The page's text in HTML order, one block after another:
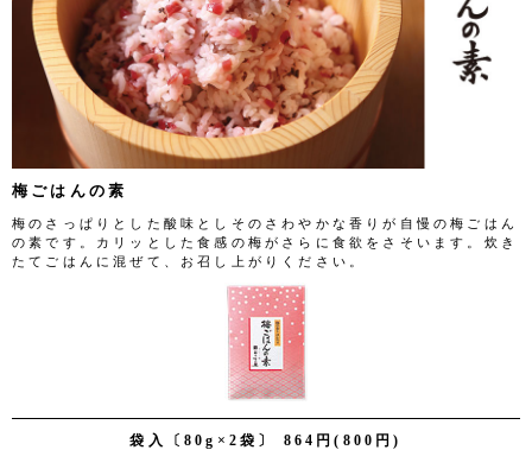
袋入〔80g×2袋〕 864円(800円)
梅ごはんの素
梅のさっぱりとした酸味としそのさわやかな香りが自慢の梅ごはん
の素です。カリッとした食感の梅がさらに食欲をさそいます。炊き
たてごはんに混ぜて、お召し上がりください。